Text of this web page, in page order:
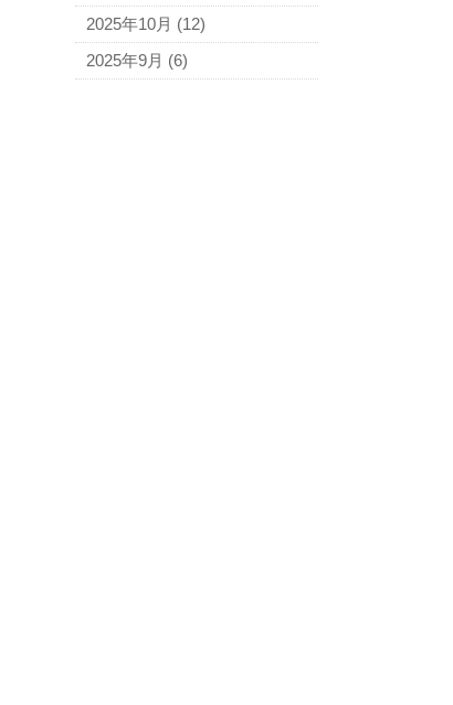
2025年10月 (12)
2025年9月 (6)